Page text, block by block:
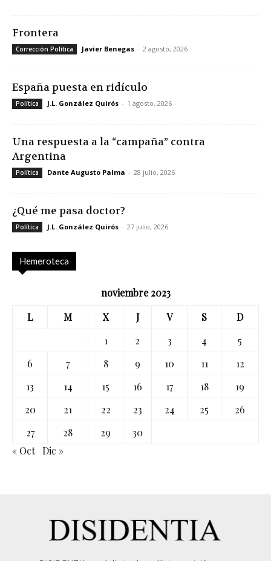
Frontera
Corrección Política Javier Benegas - 2 agosto, 2026
España puesta en ridículo
Política J.L. González Quirós - 1 agosto, 2026
Una respuesta a la “campaña” contra
Argentina
Política Dante Augusto Palma - 28 julio, 2026
¿Qué me pasa doctor?
Política J.L. González Quirós - 27 julio, 2026
Hemeroteca
noviembre 2023
L
M X J V S
D
1
2 3 4
5
6
7 8 9 10 11
12
13
14 15 16 17 18
19
20
21 22 23 24 25
26
27
28 29
30
« Oct Dic »